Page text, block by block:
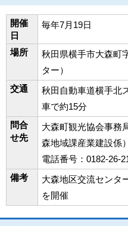
開催
日
毎年7月19日
場所
秋田県横手市大森町
ター）
交通
秋田自動車道横手北
車で約15分
問合
せ先
大森町観光協会事務
森地域課産業建設係）
電話番号：0182-26-
備考
大森地区交流センタ
を開催